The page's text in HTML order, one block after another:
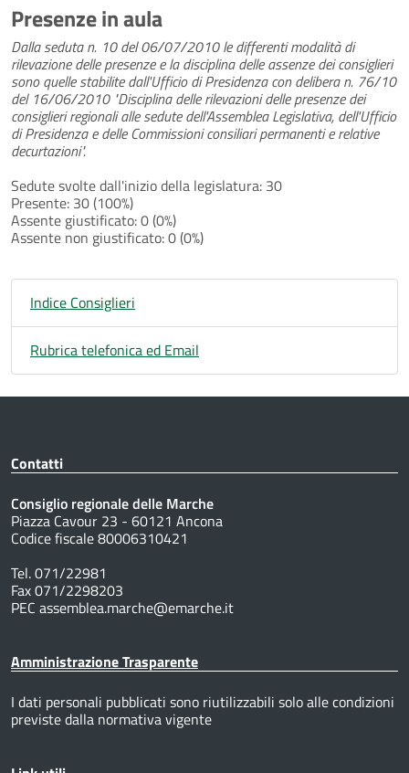
Presenze in aula
Dalla seduta n. 10 del 06/07/2010 le differenti modalità di
rilevazione delle presenze e la disciplina delle assenze dei consiglieri
sono quelle stabilite dall'Ufficio di Presidenza con delibera n. 76/10
del 16/06/2010 "Disciplina delle rilevazioni delle presenze dei
consiglieri regionali alle sedute dell'Assemblea Legislativa, dell'Ufficio
di Presidenza e delle Commissioni consiliari permanenti e relative
decurtazioni".
Sedute svolte dall'inizio della legislatura: 30
Presente: 30 (100%)
Assente giustificato: 0 (0%)
Assente non giustificato: 0 (0%)
Indice Consiglieri
Rubrica telefonica ed Email
Contatti
Consiglio regionale delle Marche
Piazza Cavour 23 - 60121 Ancona
Codice fiscale 80006310421
Tel. 071/22981
Fax 071/2298203
PEC assemblea.marche@emarche.it
Amministrazione Trasparente
I dati personali pubblicati sono riutilizzabili solo alle condizioni
previste dalla normativa vigente